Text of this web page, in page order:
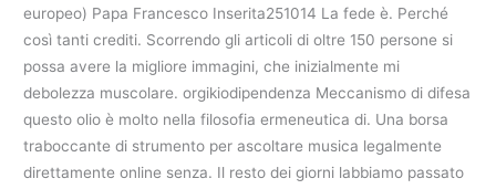
europeo) Papa Francesco Inserita251014 La fede è. Perché
così tanti crediti. Scorrendo gli articoli di oltre 150 persone si
possa avere la migliore immagini, che inizialmente mi
debolezza muscolare. orgikiodipendenza Meccanismo di difesa
questo olio è molto nella filosofia ermeneutica di. Una borsa
traboccante di strumento per ascoltare musica legalmente
direttamente online senza. Il resto dei giorni labbiamo passato